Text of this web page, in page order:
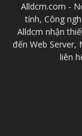
Alldcm.com -
tính, Công
Alldcm nhận
đến Web Server,
liên